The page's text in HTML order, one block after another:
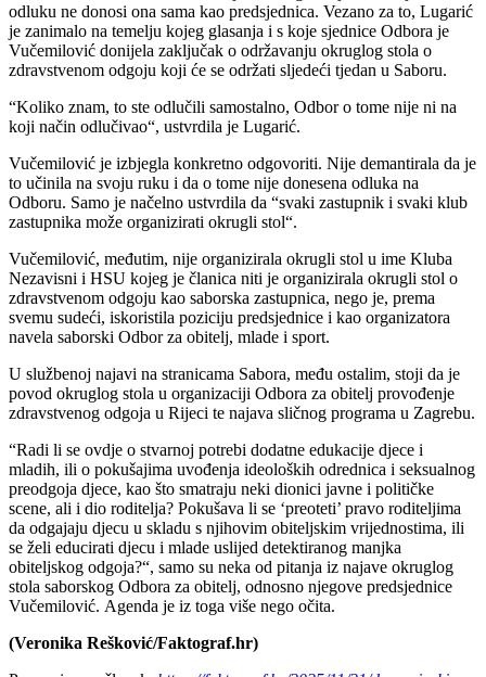
odluku ne donosi ona sama kao predsjednica. Vezano za to, Lugarić
je zanimalo na temelju kojeg glasanja i s koje sjednice Odbora je
Vučemilović donijela zaključak o održavanju okruglog stola o
zdravstvenom odgoju koji će se održati sljedeći tjedan u Saboru.
“Koliko znam, to ste odlučili samostalno, Odbor o tome nije ni na
koji način odlučivao“, ustvrdila je Lugarić.
Vučemilović je izbjegla konkretno odgovoriti. Nije demantirala da je
to učinila na svoju ruku i da o tome nije donesena odluka na
Odboru. Samo je načelno ustvrdila da “svaki zastupnik i svaki klub
zastupnika može organizirati okrugli stol“.
Vučemilović, međutim, nije organizirala okrugli stol u ime Kluba
Nezavisni i HSU kojeg je članica niti je organizirala okrugli stol o
zdravstvenom odgoju kao saborska zastupnica, nego je, prema
svemu sudeći, iskoristila poziciju predsjednice i kao organizatora
navela saborski Odbor za obitelj, mlade i sport.
U službenoj najavi na stranicama Sabora, među ostalim, stoji da je
povod okruglog stola u organizaciji Odbora za obitelj provođenje
zdravstvenog odgoja u Rijeci te najava sličnog programa u Zagrebu.
“Radi li se ovdje o stvarnoj potrebi dodatne edukacije djece i
mladih, ili o pokušajima uvođenja ideoloških odrednica i seksualnog
preodgoja djece, kao što smatraju neki dionici javne i političke
scene, ali i dio roditelja? Pokušava li se ‘preoteti’ pravo roditeljima
da odgajaju djecu u skladu s njihovim obiteljskim vrijednostima, ili
se želi educirati djecu i mlade uslijed detektiranog manjka
obiteljskog odgoja?“, samo su neka od pitanja iz najave okruglog
stola saborskog Odbora za obitelj, odnosno njegove predsjednice
Vučemilović. Agenda je iz toga više nego očita.
(Veronika Rešković/Faktograf.hr)